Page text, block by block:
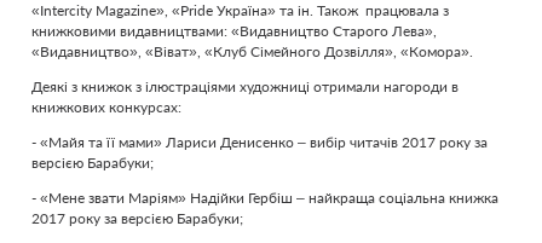
«Intercity Magazine», «Pride Україна» та ін. Також працювала з
книжковими видавництвами: «Видавництво Старого Лева»,
«Видавництво», «Віват», «Клуб Сімейного Дозвілля», «Комора».
Деякі з книжок з ілюстраціями художниці отримали нагороди в
книжкових конкурсах:
- «Майя та її мами» Лариси Денисенко – вибір читачів 2017 року за
версією Барабуки;
- «Мене звати Маріям» Надійки Гербіш – найкраща соціальна книжка
2017 року за версією Барабуки;